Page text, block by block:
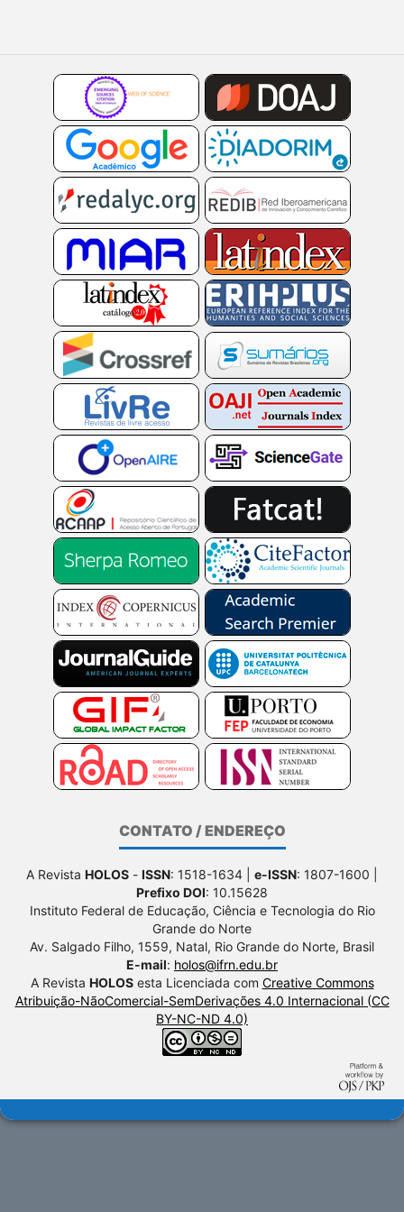
CONTATO / ENDEREÇO
A Revista HOLOS - ISSN: 1518-1634 | e-ISSN: 1807-1600 |
Prefixo DOI: 10.15628
Instituto Federal de Educação, Ciência e Tecnologia do Rio
Grande do Norte
Av. Salgado Filho, 1559, Natal, Rio Grande do Norte, Brasil
E-mail: holos@ifrn.edu.br
A Revista HOLOSesta Licenciada com Creative Commons
Atribuição-NãoComercial-SemDerivações 4.0 Internacional (CC
BY-NC-ND 4.0)